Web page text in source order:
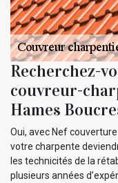
Recherchez-
couvreur-
Hames
Oui, avec Nef
votre charpente
les technicités de la
plusieurs années